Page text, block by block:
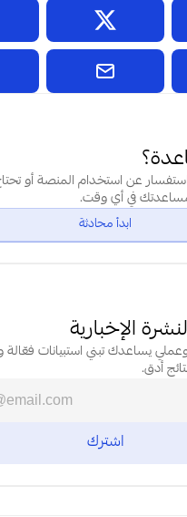
في أي وقت.
ابدأ محادثة
الإخبارية